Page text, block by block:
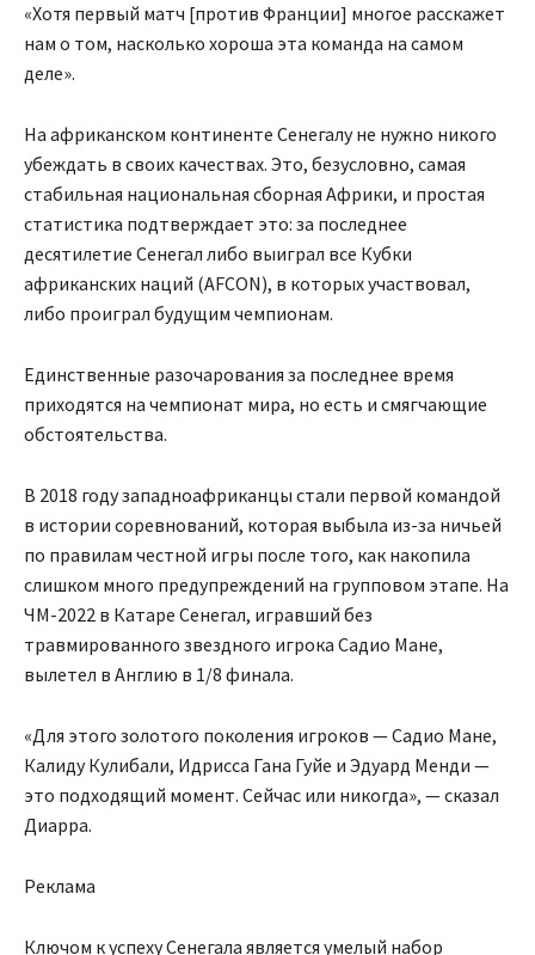
«Хотя первый матч [против Франции] многое расскажет
нам о том, насколько хороша эта команда на самом
деле».
На африканском континенте Сенегалу не нужно никого
убеждать в своих качествах. Это, безусловно, самая
стабильная национальная сборная Африки, и простая
статистика подтверждает это: за последнее
десятилетие Сенегал либо выиграл все Кубки
африканских наций (AFCON), в которых участвовал,
либо проиграл будущим чемпионам.
Единственные разочарования за последнее время
приходятся на чемпионат мира, но есть и смягчающие
обстоятельства.
В 2018 году западноафриканцы стали первой командой
в истории соревнований, которая выбыла из-за ничьей
по правилам честной игры после того, как накопила
слишком много предупреждений на групповом этапе. На
ЧМ-2022 в Катаре Сенегал, игравший без
травмированного звездного игрока Садио Мане,
вылетел в Англию в 1/8 финала.
«Для этого золотого поколения игроков — Садио Мане,
Калиду Кулибали, Идрисса Гана Гуйе и Эдуард Менди —
это подходящий момент. Сейчас или никогда», — сказал
Диарра.
Реклама
Ключом к успеху Сенегала является умелый набор